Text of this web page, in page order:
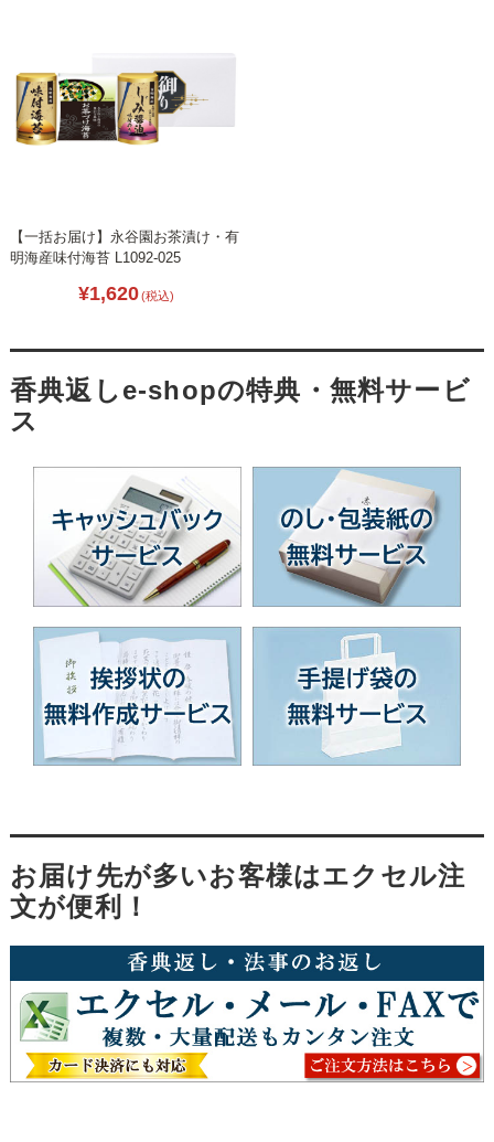
【一括お届け】永谷園お茶漬け・有
明海産味付海苔 L1092-025
¥1,620(税込)
香典返しe-shopの特典・無料サービ
ス
お届け先が多いお客様はエクセル注
文が便利！